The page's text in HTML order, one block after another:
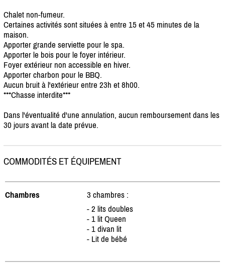
Chalet non-fumeur.
Certaines activités sont situées à entre 15 et 45 minutes de la
maison.
Apporter grande serviette pour le spa.
Apporter le bois pour le foyer intérieur.
Foyer extérieur non accessible en hiver.
Apporter charbon pour le BBQ.
Aucun bruit à l'extérieur entre 23h et 8h00.
***Chasse interdite***
Dans l'éventualité d'une annulation, aucun remboursement dans les
30 jours avant la date prévue.
COMMODITÉS ET ÉQUIPEMENT
Chambres
3 chambres :
- 2 lits doubles
- 1 lit Queen
- 1 divan lit
- Lit de bébé